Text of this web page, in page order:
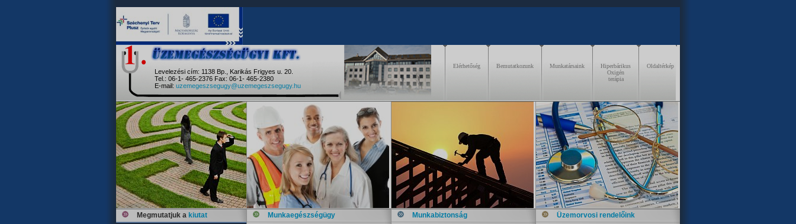
Levelezési cím: 1138 Bp., Karikás Frigyes u. 20.
Tel.: 06-1- 465-2376 Fax: 06-1- 465-2380
E-mail: uzemegeszsegugy@uzemegeszsegugy.hu
Elérhetőség Bemutatkozunk Munkatársaink
Hiperbárikus
Oxigén
terápia
Oldaltérkép
Megmutatjuk a kiutat Munkaegészségügy Munkabiztonság Üzemorvosi rendelőink